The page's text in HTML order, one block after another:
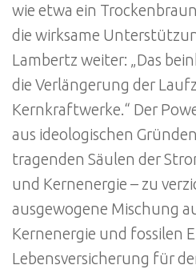
wie etwa ein
die wirksame
Lambertz weiter: „Das
die Verlängerung der
Kernkraftwerke.“ Der
aus ideologischen
tragenden Säulen der
und Kernenergie – zu
ausgewogene Mischung
Kernenergie und fossilen
Lebensversicherung für